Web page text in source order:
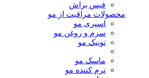
فیس براش
محصولات مراقبت از مو
اسپری مو
سرم و روغن مو
تونیک مو
ماسک مو
نرم کننده مو